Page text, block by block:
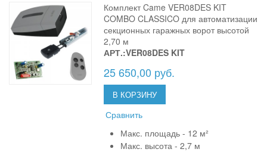
Комплект Came VER08DES KIT
COMBO CLASSICO для автоматизации
секционных гаражных ворот высотой
2,70 м
АРТ.:VER08DES KIT
25 650,00 руб.
В КОРЗИНУ
Сравнить
Макс. площадь - 12 м²
Макс. высота - 2,7 м